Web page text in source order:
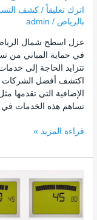
اترك تعليقاً /كشف
بالرياض /
admin
عزل اسطح شمال
في حماية المباني من
تتزايد الحاجة إلى
اكتشف أفضل
الإضافية التي
تساهم هذه الخدمات
قراءة المزيد »
كشف
تسربات
المياه
بالرياض